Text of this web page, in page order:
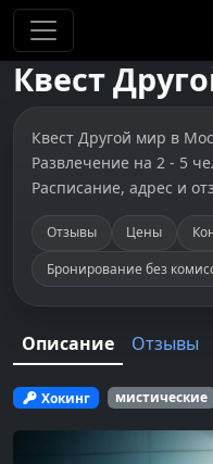
Квест
Квест Другой мир в
Развлечение на 2 - 5
Расписание, адрес и
Отзывы Цены
Бронирование без
Описание Отзывы
Хокинг мистические